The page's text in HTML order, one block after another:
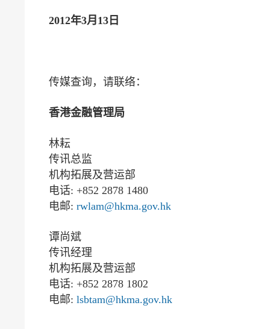
2012年3月 13 日
传媒查询，请联络：
香港金融管理局
林耘
传讯总监
机构拓展及营运部
电话: +852 2878 1480
电邮: rwlam@hkma.gov.hk
谭尚斌
传讯经理
机构拓展及营运部
电话: +852 2878 1802
电邮: lsbtam@hkma.gov.hk